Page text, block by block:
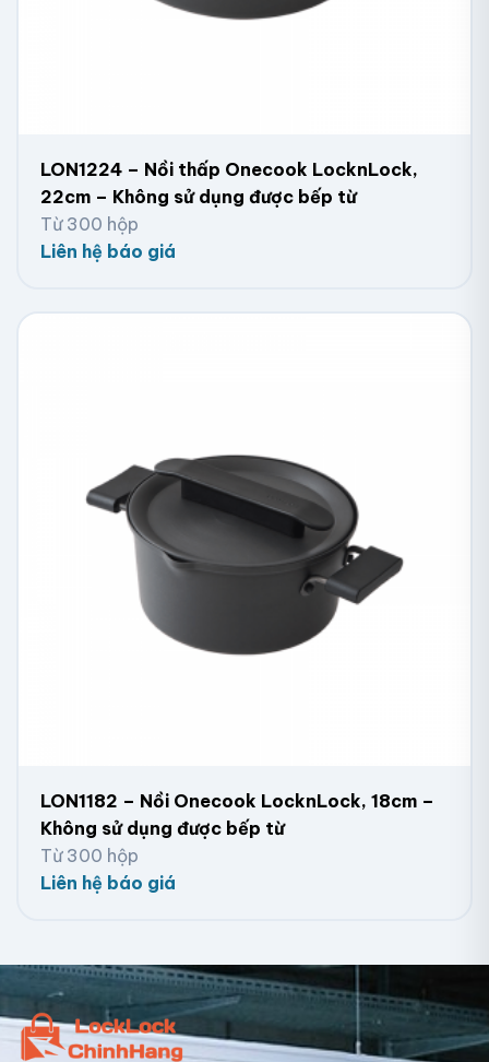
LON1224 – Nồi thấp Onecook LocknLock,
22cm – Không sử dụng được bếp từ
Từ 300 hộp
Liên hệ báo giá
LON1182 – Nồi Onecook LocknLock, 18cm –
Không sử dụng được bếp từ
Từ 300 hộp
Liên hệ báo giá